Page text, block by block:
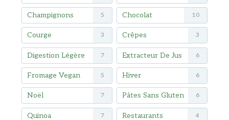
Champignons 5 Chocolat 10
Courge 3 Crêpes 3
Digestion Légère 7 Extracteur De Jus 6
Fromage Vegan 5 Hiver 6
Noël 7 Pâtes Sans Gluten 6
Quinoa 7 Restaurants 4